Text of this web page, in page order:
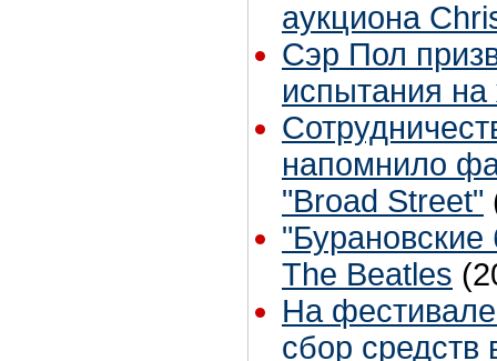
аукциона
Сэр Пол
испытания
напомнило
"Broad Street"
The Beatles
На
сбор